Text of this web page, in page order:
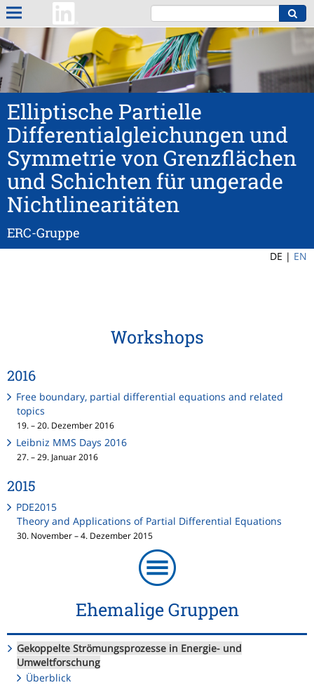
Elliptische Partielle
Differentialgleichungen und
Symmetrie von Grenzflächen
und Schichten für ungerade
Nichtlinearitäten
ERC-Gruppe
DE | EN
Workshops
2016
Free boundary, partial differential equations and related
topics
19. – 20. Dezember 2016
Leibniz MMS Days 2016
27. – 29. Januar 2016
2015
PDE2015
Theory and Applications of Partial Differential Equations
30. November – 4. Dezember 2015
Ehemalige Gruppen
Gekoppelte Strömungsprozesse in Energie- und
Umweltforschung
Überblick